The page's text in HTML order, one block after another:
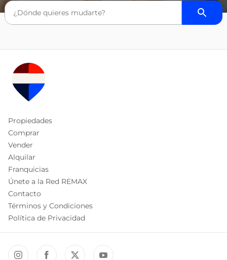
Propiedades
Comprar
Vender
Alquilar
Franquicias
Únete a la Red REMAX
Contacto
Términos y Condiciones
Política de Privacidad